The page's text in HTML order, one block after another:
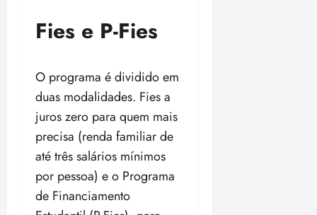
Fies e P-Fies
O programa é dividido em
duas modalidades. Fies a
juros zero para quem mais
precisa (renda familiar de
até três salários mínimos
por pessoa) e o Programa
de Financiamento